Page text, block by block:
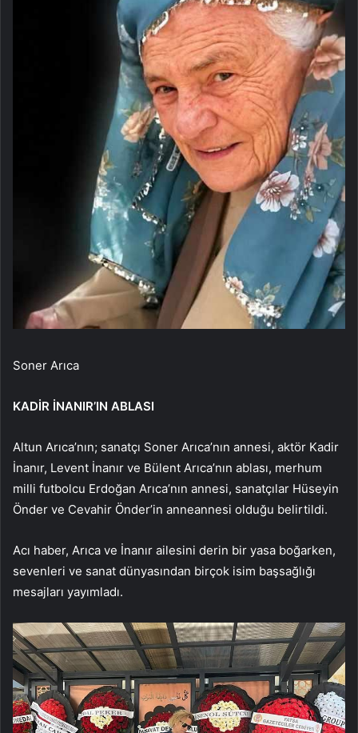
Soner Arıca
KADİR İNANIR’IN ABLASI
Altun Arıca’nın; sanatçı Soner Arıca’nın annesi, aktör Kadir
İnanır, Levent İnanır ve Bülent Arıca’nın ablası, merhum
milli futbolcu Erdoğan Arıca’nın annesi, sanatçılar Hüseyin
Önder ve Cevahir Önder’in anneannesi olduğu belirtildi.
Acı haber, Arıca ve İnanır ailesini derin bir yasa boğarken,
sevenleri ve sanat dünyasından birçok isim başsağlığı
mesajları yayımladı.